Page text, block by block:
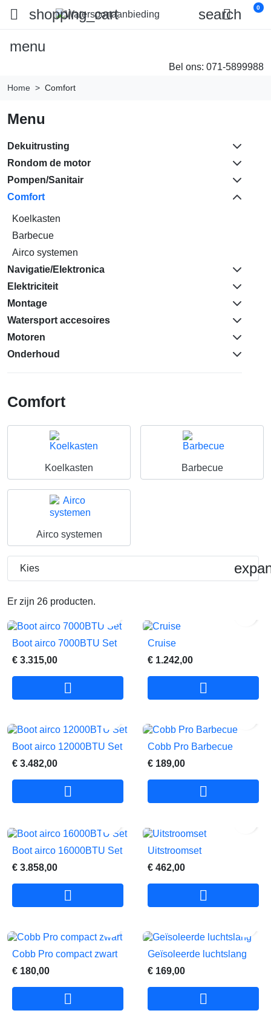
search
 shopping_cart  0
menu
Bel ons: 071-5899988
Home Comfort
Menu
Dekuitrusting
Rondom de motor
Pompen/Sanitair
Comfort
Koelkasten
Barbecue
Airco systemen
Navigatie/Elektronica
Elektriciteit
Montage
Watersport accesoires
Motoren
Onderhoud
Comfort
Koelkasten Barbecue
Airco systemen
Er zijn 26 producten.
Kies
Boot airco 7000BTU Set
€ 3.315,00

Cruise
€ 1.242,00

Boot airco 12000BTU Set
€ 3.482,00

Cobb Pro Barbecue
€ 189,00

Boot airco 16000BTU Set
€ 3.858,00

Uitstroomset
€ 462,00

Cobb Pro compact zwart
€ 180,00

Geïsoleerde luchtslang
€ 169,00
